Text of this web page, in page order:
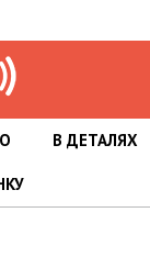
В ДЕТАЛЯХ